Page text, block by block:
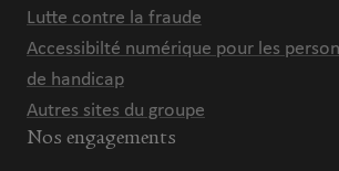
Lutte contre la fraude
Accessibilté numérique pour les
de handicap
Autres sites du groupe
Nos engagements